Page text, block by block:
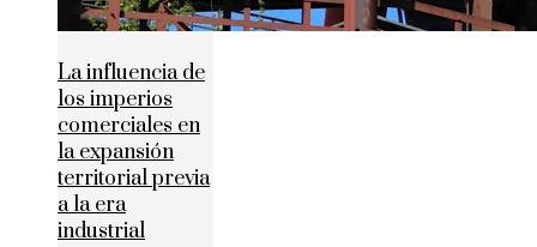
La influencia de
los imperios
comerciales en
la expansión
territorial previa
a la era
industrial